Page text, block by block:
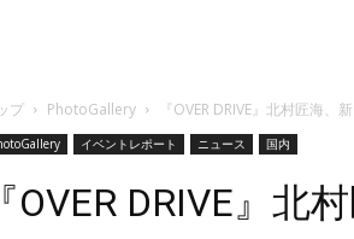
プ PhotoGallery 『OVER DRIVE』北村匠海
イベントレポート ニュース 国内
『OVER DRIVE』北